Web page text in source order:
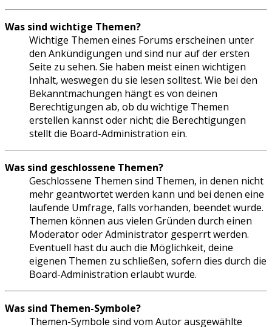
Was sind wichtige Themen?
Wichtige Themen eines Forums erscheinen unter
den Ankündigungen und sind nur auf der ersten
Seite zu sehen. Sie haben meist einen wichtigen
Inhalt, weswegen du sie lesen solltest. Wie bei den
Bekanntmachungen hängt es von deinen
Berechtigungen ab, ob du wichtige Themen
erstellen kannst oder nicht; die Berechtigungen
stellt die Board-Administration ein.
Was sind geschlossene Themen?
Geschlossene Themen sind Themen, in denen nicht
mehr geantwortet werden kann und bei denen eine
laufende Umfrage, falls vorhanden, beendet wurde.
Themen können aus vielen Gründen durch einen
Moderator oder Administrator gesperrt werden.
Eventuell hast du auch die Möglichkeit, deine
eigenen Themen zu schließen, sofern dies durch die
Board-Administration erlaubt wurde.
Was sind Themen-Symbole?
Themen-Symbole sind vom Autor ausgewählte